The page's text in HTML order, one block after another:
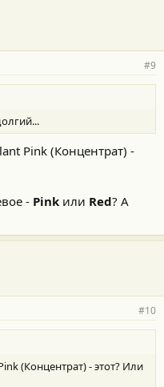
#9
Pink (Концентрат) -
- Pink или Red? А
#10
(Концентрат) - этот? Или